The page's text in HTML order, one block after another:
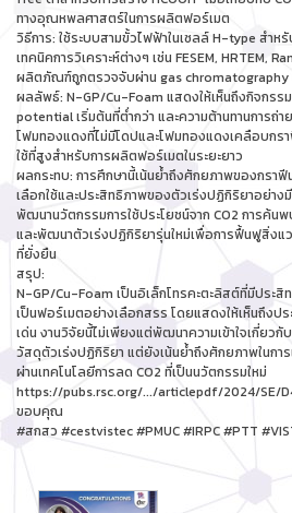
ทางอุณหพลศาสตร์ในการผลิตฟอร์เมต
วิธีการ: ใช้ระบบสามขั้วไฟฟ้าในเซลล์ H-type สำห
เทคนิคการวิเคราะห์ต่างๆ เช่น FESEM, HRTEM,
ผลิตภัณฑ์ถูกตรวจจับผ่าน gas chromatography
ผลลัพธ์: N-GP/Cu-Foam แสดงให้เห็นถึงกิจกรร
potential เริ่มต้นที่ต่ำกว่า และความต้านทานการถ่า
โฟมทองแดงที่ไม่มีโดปและโฟมทองแดงเคลือบกร
ใช้ที่สูงสำหรับการผลิตฟอร์เมตในระยะยาว
ผลกระทบ: การศึกษานี้เน้นย้ำถึงศักยภาพของกราฟี
เลือกใช้และประสิทธิภาพของตัวเร่งปฏิกิริยาอย่า
พัฒนานวัตกรรมการใช้ประโยชน์จาก CO2 การค้น
และพัฒนาตัวเร่งปฏิกิริยารุ่นใหม่เพื่อการฟื้นฟูสิ่งแ
ที่ยั่งยืน
สรุป:
N-GP/Cu-Foam เป็นอิเล็กโทรคะตะลิสต์ที่มีประสิ
เป็นฟอร์เมตอย่างเลือกสรร โดยแสดงให้เห็นถึงป
เด่น งานวิจัยนี้ไม่เพียงแต่พัฒนาความเข้าใจเกี่ยวกั
วัสดุตัวเร่งปฏิกิริยา แต่ยังเน้นย้ำถึงศักยภาพในก
ผ่านเทคโนโลยีการลด CO2 ที่เป็นนวัตกรรมใหม่
https://pubs.rsc.org/.../articlepdf/2024/SE/
ขอบคุณ
#สกสว #cestvistec #PMUC #IRPC #PTT